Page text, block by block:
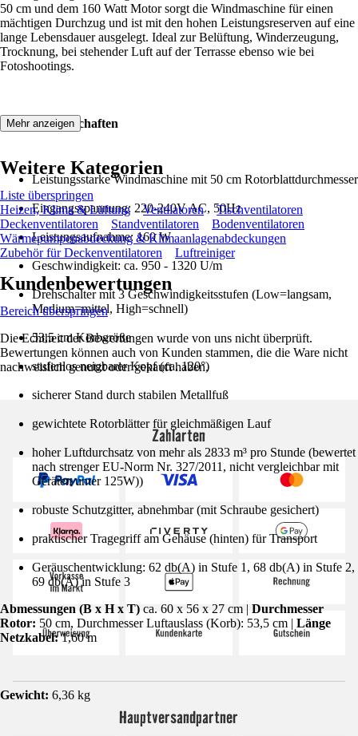
50 cm und dem 160 Watt Motor sorgt die Windmaschine für einen
mächtigen Durchzug und ist mit den hohen Leistungsreserven auf eine
lange Lebensdauer ausgelegt. Ideal zur Belüftung, Winderzeugung,
Trocknung, bei stehender Luft auf der Terrasse ebenso wie bei
Fotoshootings.
Produkteigenschaften
Leistungsstarke Windmaschine mit 50 cm Rotorblattdurchmesser
Eingangsspannung: 220-240V AC, 50Hz
Leistungsaufnahme: 160 W
Geschwindigkeit: ca. 950 - 1320 U/m
Drehschalter mit 3 Geschwindigkeitsstufen (Low=langsam,
Medium=mittel, High=schnell)
53,5 cm Korbgröße
stufenlos neigbarer Kopf (ca. 120°)
sicherer Stand durch stabilen Metallfuß
gewichtete Rotorblätter für gleichmäßigen Lauf
hoher Luftdurchsatz von mehr als 2833 m³ pro Stunde (bewertet
nach strenger EU-Norm Nr. 327/2011, nicht vergleichbar mit
Geräten unter 125W))
robuste Schutzgitter, abnehmbar (mit Schraube gesichert)
praktischer Tragegriff am Gehäuse (hinten) für Transport
Geräuschentwicklung: 62 db(A) in Stufe 1, 68 db(A) in Stufe 2,
69 db(A) in Stufe 3
Abmessungen (B x H x T) ca. 60 x 56 x 27 cm | Durchmesser
Rotor: 50 cm, Durchmesser Luftauslass (Korb): 53,5 cm | Länge
Netzkabel:1,60 m
Gewicht: 6,36 kg
Mehr anzeigen
Weitere Kategorien
Liste überspringen
Heizen, Klima & Lüftung
Ventilatoren
Tischventilatoren
Deckenventilatoren
Standventilatoren
Bodenventilatoren
Wärmepumpenabdeckung & Klimaanlagenabdeckungen
Zubehör für Deckenventilatoren
Luftreiniger
Kundenbewertungen
Bereich überspringen
Die Echtheit der Bewertungen wurde von uns nicht überprüft.
Bewertungen können auch von Kunden stammen, die die Ware nicht
nachweislich genutzt oder gekauft haben.
Zahlarten
Hauptversandpartner